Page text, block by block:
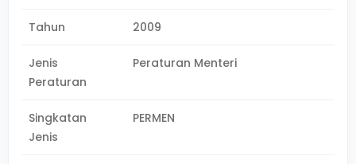
Tahun 2009
Jenis
Peraturan
Peraturan Menteri
Singkatan
Jenis
PERMEN